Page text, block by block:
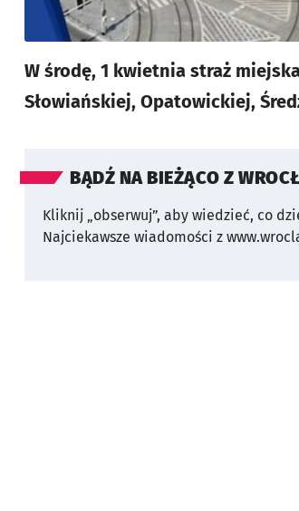
W środę, 1 kwietnia straż
Słowiańskiej, Opatowickiej,
BĄDŹ NA BIEŻĄCO Z
Kliknij „obserwuj”, aby wiedzieć, co
Najciekawsze wiadomości z